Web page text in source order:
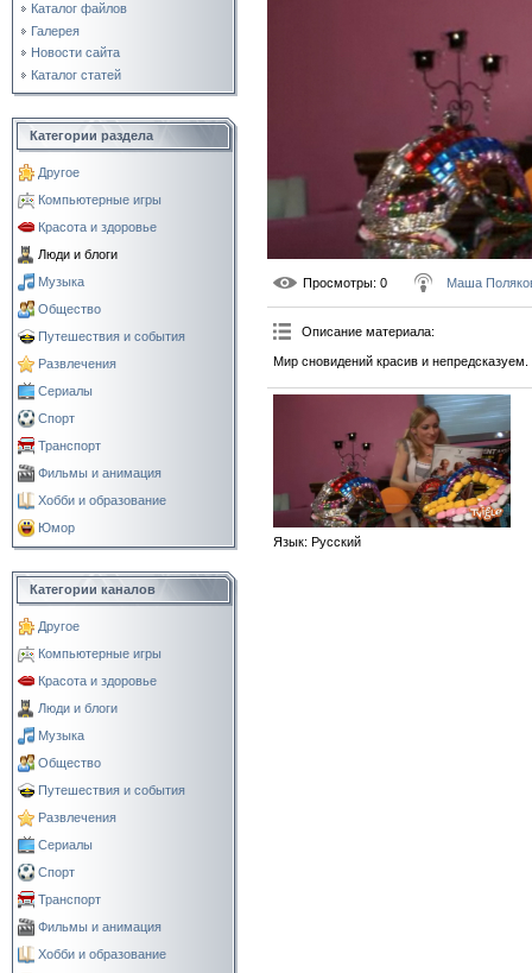
Каталог файлов
Галерея
Новости сайта
Каталог статей
Категории раздела
Другое
Компьютерные игры
Красота и здоровье
Люди и блоги
Музыка
Общество
Путешествия и события
Развлечения
Сериалы
Спорт
Транспорт
Фильмы и анимация
Хобби и образование
Юмор
Категории каналов
Другое
Компьютерные игры
Красота и здоровье
Люди и блоги
Музыка
Общество
Путешествия и события
Развлечения
Сериалы
Спорт
Транспорт
Фильмы и анимация
Хобби и образование
Просмотры: 0 Маша
Описание материала:
Мир сновидений красив и
Язык: Русский